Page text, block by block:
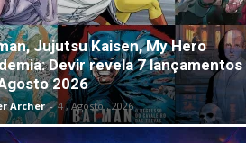
Jujutsu Kaisen, My Hero
Devir revela 7 lançamentos
2026
Archer - 4 , Agosto , 2026